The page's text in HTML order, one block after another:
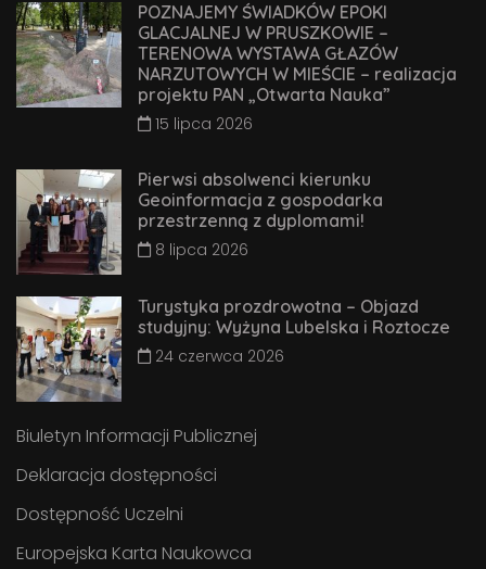
POZNAJEMY ŚWIADKÓW EPOKI
GLACJALNEJ W PRUSZKOWIE –
TERENOWA WYSTAWA GŁAZÓW
NARZUTOWYCH W MIEŚCIE – realizacja
projektu PAN „Otwarta Nauka”
15 lipca 2026
Pierwsi absolwenci kierunku
Geoinformacja z gospodarka
przestrzenną z dyplomami!
8 lipca 2026
Turystyka prozdrowotna – Objazd
studyjny: Wyżyna Lubelska i Roztocze
24 czerwca 2026
Biuletyn Informacji Publicznej
Deklaracja dostępności
Dostępność Uczelni
Europejska Karta Naukowca